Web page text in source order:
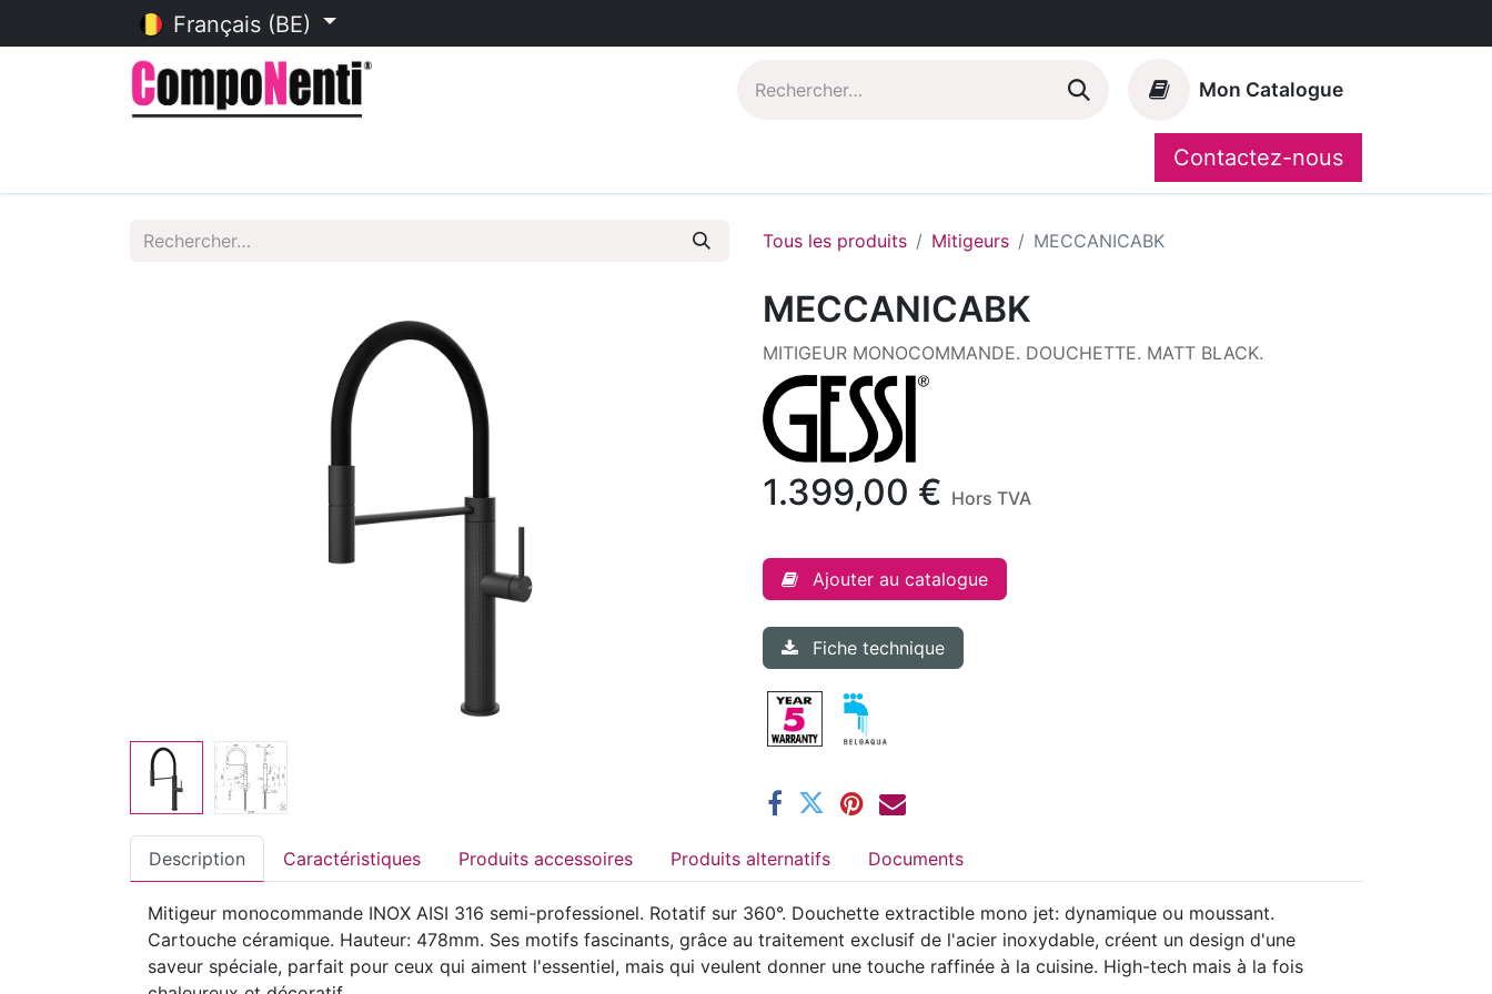
Français (BE)
Mon Catalogue
CompoShop
Contactez-nous
Tous les produits Mitigeurs MECCANICABK
MECCANICABK
MITIGEUR MONOCOMMANDE. DOUCHETTE. MATT BLACK.
1.399,00 € Hors TVA
Ajouter au catalogue
Fiche technique
Description Caractéristiques Produits accessoires Produits alternatifs Documents
Mitigeur monocommande INOX AISI 316 semi-professionel. Rotatif sur 360°. Douchette extractible mono jet: dynamique ou moussant.
Cartouche céramique. Hauteur: 478mm. Ses motifs fascinants, grâce au traitement exclusif de l'acier inoxydable, créent un design d'une
saveur spéciale, parfait pour ceux qui aiment l'essentiel, mais qui veulent donner une touche raffinée à la cuisine. High-tech mais à la fois